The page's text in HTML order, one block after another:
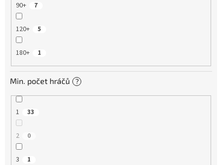
90+ 7
120+ 5
180+ 1
Min. počet hráčů ?
1 33
2 0
3 1